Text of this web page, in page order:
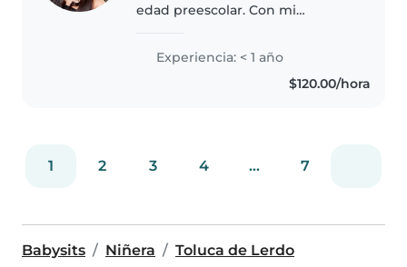
edad preescolar. Con mi
ofrezco actividades divertidas
como dibujar, manualidades y
música. Me encantan los juegos
Experiencia: < 1 año
$120.00/hora
1 2 3 4 ... 7
Babysits Niñera Toluca de Lerdo